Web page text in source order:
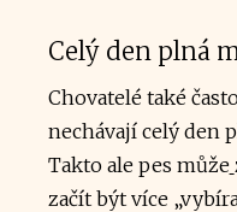
Celý den plná
Chovatelé také
nechávají celý den
Takto ale pes může
začít být více